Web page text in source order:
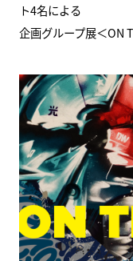
ト4名による
企画グループ展＜ON